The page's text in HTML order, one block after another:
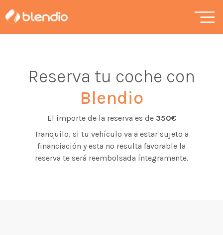
Reserva tu coche con
Blendio
El importe de la reserva es de 350€
Tranquilo, si tu vehículo va a estar sujeto a
financiación y esta no resulta favorable la
reserva te será reembolsada íntegramente.